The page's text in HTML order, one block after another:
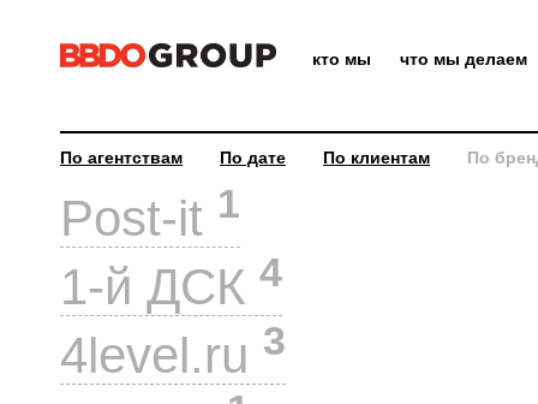
кто мы что мы делаем
По агентствам По дате По клиентам По
Post-it 1
1-й ДСК 4
4level.ru 3